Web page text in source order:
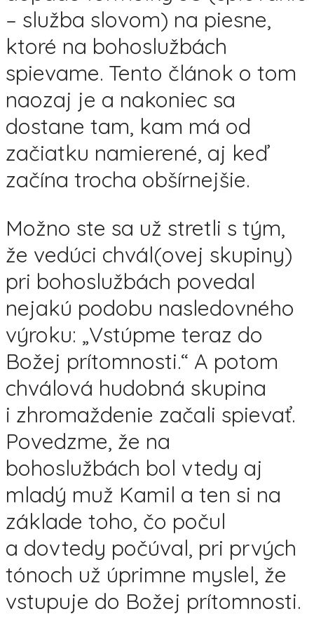
– služba slovom) na piesne,
ktoré na bohoslužbách
spievame. Tento článok o tom
naozaj je a nakoniec sa
dostane tam, kam má od
začiatku namierené, aj keď
začína trocha obšírnejšie.
Možno ste sa už stretli s tým,
že vedúci chvál(ovej skupiny)
pri bohoslužbách povedal
nejakú podobu nasledovného
výroku: „Vstúpme teraz do
Božej prítomnosti.“ A potom
chválová hudobná skupina
i zhromaždenie začali spievať.
Povedzme, že na
bohoslužbách bol vtedy aj
mladý muž Kamil a ten si na
základe toho, čo počul
a dovtedy počúval, pri prvých
tónoch už úprimne myslel, že
vstupuje do Božej prítomnosti.